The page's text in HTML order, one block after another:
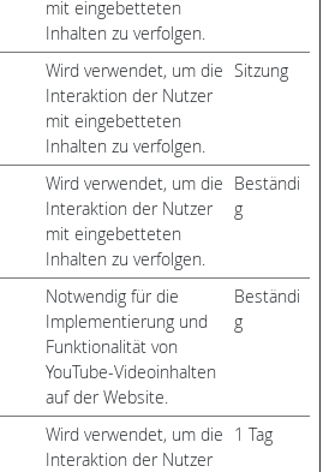
mit eingebetteten
Inhalten zu verfolgen.
Wird verwendet, um die
Interaktion der Nutzer
mit eingebetteten
Inhalten zu verfolgen.
Sitzung
Wird verwendet, um die
Interaktion der Nutzer
mit eingebetteten
Inhalten zu verfolgen.
Beständi
g
Notwendig für die
Implementierung und
Funktionalität von
YouTube-Videoinhalten
auf der Website.
Beständi
g
Wird verwendet, um die
Interaktion der Nutzer
1 Tag